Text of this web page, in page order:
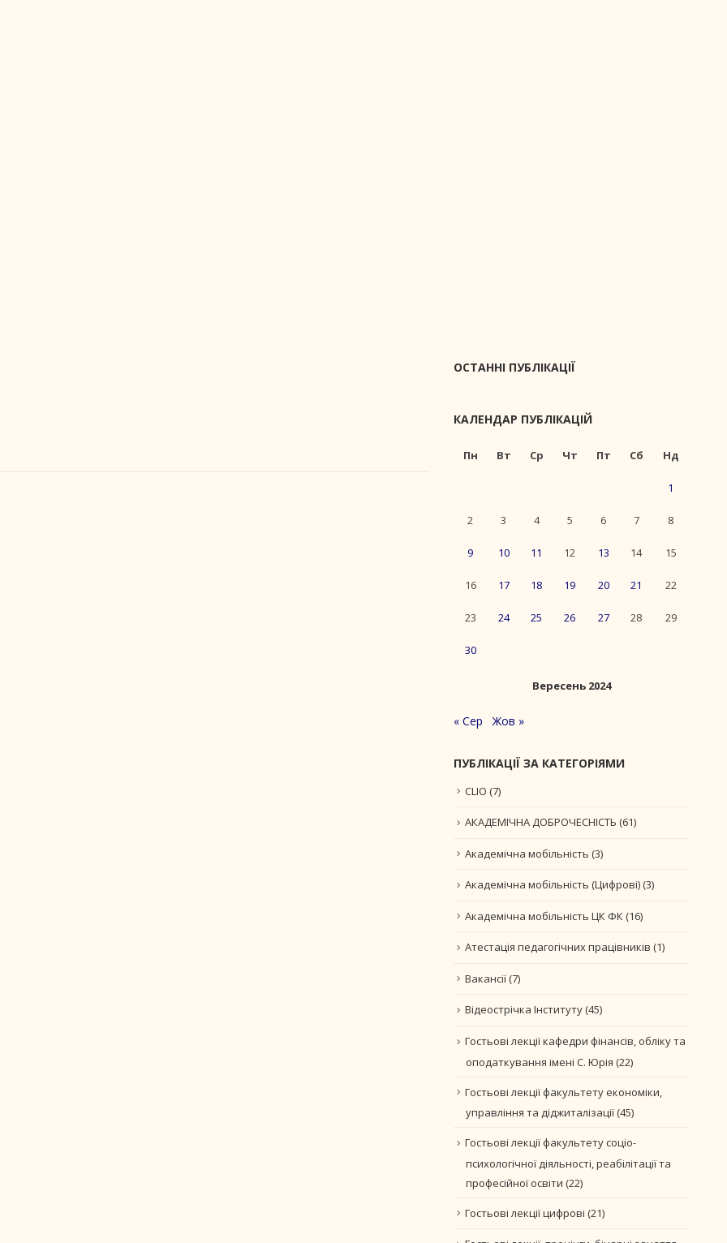
ОСТАННІ ПУБЛІКАЦІЇ
КАЛЕНДАР ПУБЛІКАЦІЙ
Вересень 2024
Пн Вт Ср Чт Пт Сб Нд
1
2 3 4 5 6 7 8
9 10 11 12 13 14 15
16 17 18 19 20 21 22
23 24 25 26 27 28 29
30
« Сер Жов »
ПУБЛІКАЦІЇ ЗА КАТЕГОРІЯМИ
CLIO (7)
АКАДЕМІЧНА ДОБРОЧЕСНІСТЬ (61)
Академічна мобільність (3)
Академічна мобільність (Цифрові)(3)
Академічна мобільність ЦК ФК(16)
Атестація педагогічних працівників (1)
Вакансії(7)
Відеострічка Інституту(45)
Гостьові лекції кафедри фінансів, обліку та
оподаткування імені С. Юрія (22)
Гостьові лекції факультету економіки,
управління та діджиталізації(45)
Гостьові лекції факультету соціо-
психологічної діяльності, реабілітації та
професійної освіти (22)
Гостьові лекції цифрові (21)